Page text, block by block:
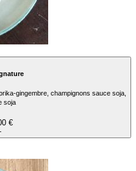
gingembre, champignons sauce soja,
soja
€